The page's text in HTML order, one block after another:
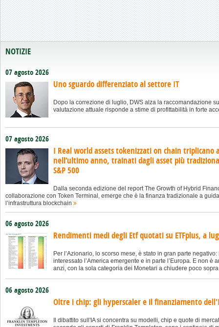
NOTIZIE
07 agosto 2026
Uno sguardo differenziato al settore IT
Dopo la correzione di luglio, DWS alza la raccomandazione
valutazione attuale risponde a stime di profittabilità in forte
07 agosto 2026
I Real world assets tokenizzati on chain triplicano
nell’ultimo anno, trainati dagli asset più
S&P 500
Dalla seconda edizione del report The Growth of Hybrid
collaborazione con Token Terminal, emerge che è la finanza tradizionale a
l’infrastruttura blockchain
06 agosto 2026
Rendimenti medi degli Etf quotati su ETFplus, a
Per l’Azionario, lo scorso mese, è stato in gran parte
interessato l’America emergente e in parte l’Europa. E non è
anzi, con la sola categoria dei Monetari a chiudere poco
06 agosto 2026
Oltre i chip: gli hyperscaler e il finanziamento
Il dibattito sull'IA si concentra su modelli, chip e quote di